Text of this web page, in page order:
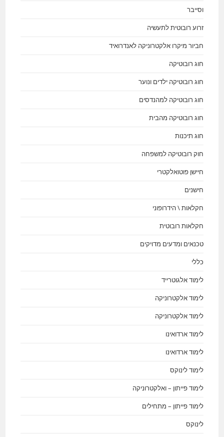
וסייבר
זרוע רובוטית לתעשיה
חביור מיקרו אלקטרוניקה לאנדרואיד
חוג רובוטיקה
חוג רובוטיקה ילדים ונוער
חוג רובוטיקה למהנדסים
חוג רובוטיקה מהבית
חוג תיכנות
חוק רובוטיקה למשפחה
חיישן פוטואלקטרי
חישנים
חקלאות \ הידרופוני
חקלאות רובוטית
טכנאים ומדעים מדויקים
כללי
לימוד אלגוטרייד
לימוד אלקטרוניקה
לימוד אלקטרוניקה
לימוד ארדואינו
לימוד ארדואינו
לימוד לינוקס
לימוד פייתון – ואלקטרוניקה
לימוד פייתון – מתחילים
לינוקס